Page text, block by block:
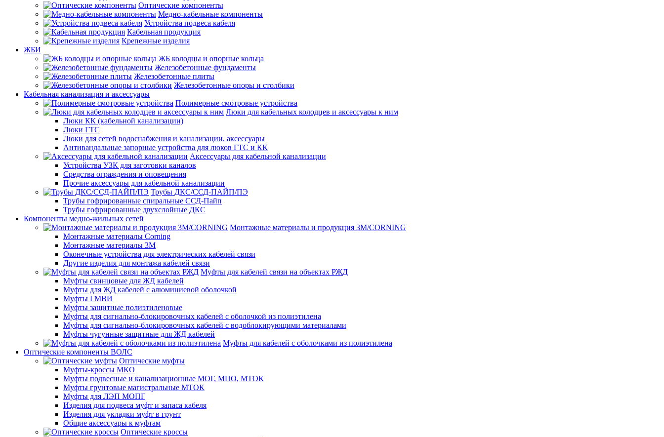
Оптические компоненты
Медно-кабельные компоненты
Устройства подвеса кабеля
Кабельная продукция
Крепежные изделия
ЖБИ
ЖБ колодцы и опорные кольца
Железобетонные фундаменты
Железобетонные плиты
Железобетонные опоры и столбики
Кабельная канализация и аксессуары
Полимерные смотровые устройства
Люки для кабельных колодцев и аксессуары к ним
Люки КК (кабельной канализации)
Люки ГТС
Люки для сетей водоснабжения и канализации, аксессуары
Антивандальные запорные устройства для люков ГТС и КК
Аксессуары для кабельной канализации
Устройства УЗК для заготовки каналов
Средства ограждения и оповещения
Прочие аксессуары для кабельной канализации
Трубы ДКС/ССД-ПАЙП/ПЭ
Трубы гофрированные спиральные ССД-Пайп
Трубы гофрированные двухслойные ДКС
Компоненты медно-жильных сетей
Монтажные материалы и продукция 3M/CORNING
Монтажные материалы Corning
Монтажные материалы 3M
Оконечные устройства для электрических кабелей связи
Другие изделия для монтажа кабелей связи
Муфты для кабелей связи на объектах РЖД
Муфты свинцовые для ЖД кабелей
Муфты для ЖД кабелей с алюминиевой оболочкой
Муфты ГМВИ
Муфты защитные полиэтиленовые
Муфты для сигнально-блокировочных кабелей с оболочкой из полиэтилена
Муфты для сигнально-блокировочных кабелей с водоблокирующими материалами
Муфты чугунные защитные для ЖД кабелей
Муфты для кабелей с оболочками из полиэтилена
Оптические компоненты ВОЛС
Оптические муфты
Муфты-кроссы МКО
Муфты подвесные и канализационные МОГ, МПО, МТОК
Муфты грунтовые магистральные МТОК
Муфты для ЛЭП МОПГ
Изделия для подвеса муфт и запаса кабеля
Изделия для укладки муфт в грунт
Общие аксессуары к муфтам
Оптические кроссы